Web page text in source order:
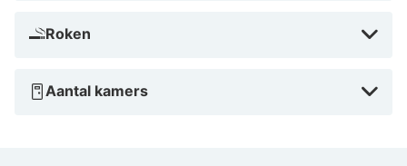
Roken
Aantal kamers